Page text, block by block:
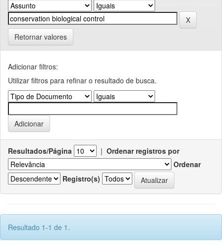
Retornar valores
Adicionar filtros:
Utilizar filtros para refinar o resultado de busca.
Resultados/Página | Ordenar registros por
Ordenar
Registro(s)
Resultado 1-1 de 1.